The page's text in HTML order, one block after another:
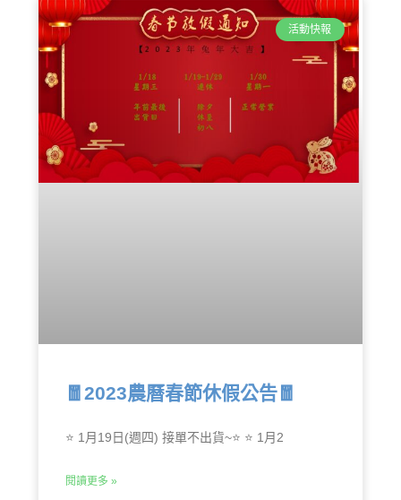
活動快報
🧧2023農曆春節休假公告🧧
⭐ 1月19日(週四) 接單不出貨~⭐ ⭐ 1月2
閱讀更多 »